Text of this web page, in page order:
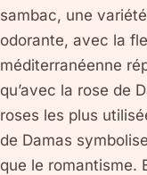
sambac, une
odorante, avec la
méditerranéenne
qu’avec la rose de
roses les plus
de Damas
que le romantisme.